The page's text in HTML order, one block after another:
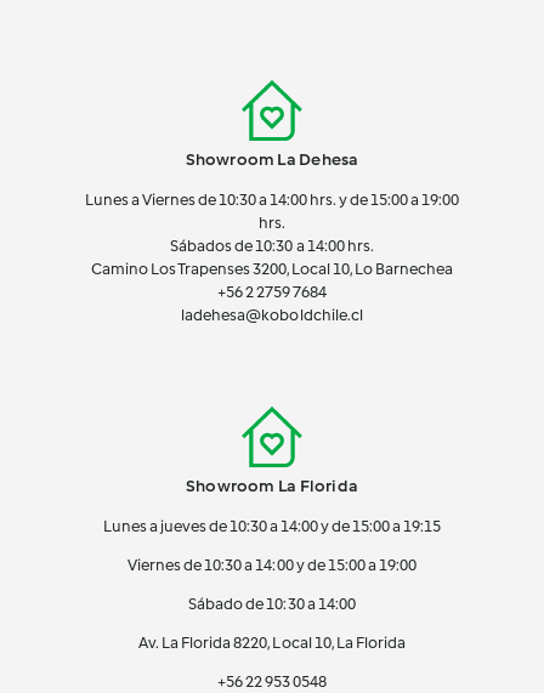
Showroom La Dehesa
Lunes a Viernes de 10:30 a 14:00 hrs. y de 15:00 a 19:00
hrs.
Sábados de 10:30 a 14:00 hrs.
Camino Los Trapenses 3200, Local 10, Lo Barnechea
+56 22759 7684
ladehesa@koboldchile.cl
Showroom La Florida
Lunes a jueves de 10:30 a 14:00 y de 15:00 a 19:15
Viernes de 10:30 a 14:00 y de 15:00 a 19:00
Sábado de 10:30 a 14:00
Av. La Florida 8220, Local 10, La Florida
+56 22 953 0548